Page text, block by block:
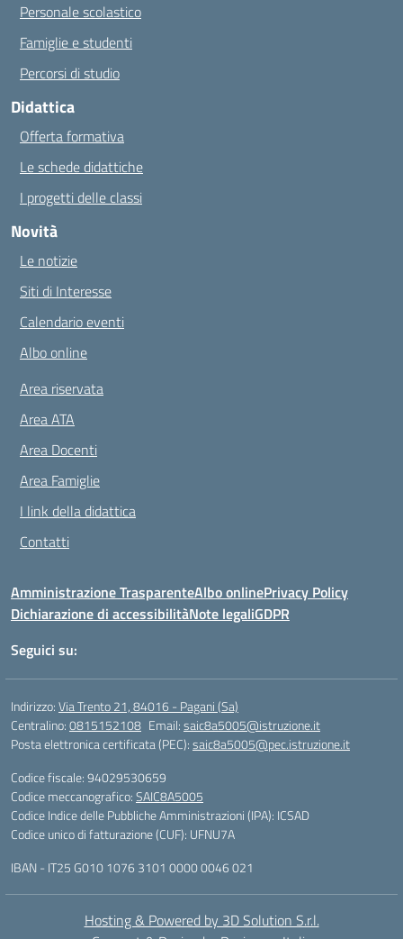
Personale scolastico
Famiglie e studenti
Percorsi di studio
Didattica
Offerta formativa
Le schede didattiche
I progetti delle classi
Novità
Le notizie
Siti di Interesse
Calendario eventi
Albo online
Area riservata
Area ATA
Area Docenti
Area Famiglie
I link della didattica
Contatti
Amministrazione TrasparenteAlbo onlinePrivacy Policy
Dichiarazione di accessibilitàNote legaliGDPR
Seguici su:
Indirizzo:Via Trento 21, 84016 - Pagani (Sa)
Centralino:0815152108 Email:saic8a5005@istruzione.it
Posta elettronica certificata (PEC):saic8a5005@pec.istruzione.it
Codice fiscale: 94029530659
Codice meccanografico:SAIC8A5005
Codice Indice delle Pubbliche Amministrazioni (IPA): ICSAD
Codice unico di fatturazione (CUF): UFNU7A
IBAN - IT25 G010 1076 3101 0000 0046 021
Hosting & Powered by 3D Solution S.r.l.